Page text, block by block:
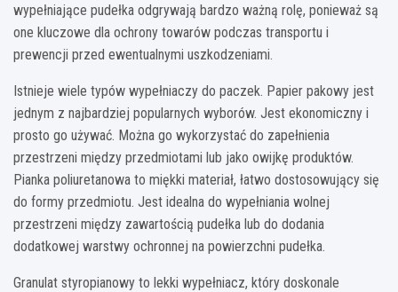
wypełniające pudełka odgrywają bardzo ważną rolę, ponieważ są
one kluczowe dla ochrony towarów podczas transportu i
prewencji przed ewentualnymi uszkodzeniami.
Istnieje wiele typów wypełniaczy do paczek. Papier pakowy jest
jednym z najbardziej popularnych wyborów. Jest ekonomiczny i
prosto go używać. Można go wykorzystać do zapełnienia
przestrzeni między przedmiotami lub jako owijkę produktów.
Pianka poliuretanowa to miękki materiał, łatwo dostosowujący się
do formy przedmiotu. Jest idealna do wypełniania wolnej
przestrzeni między zawartością pudełka lub do dodania
dodatkowej warstwy ochronnej na powierzchni pudełka.
Granulat styropianowy to lekki wypełniacz, który doskonale